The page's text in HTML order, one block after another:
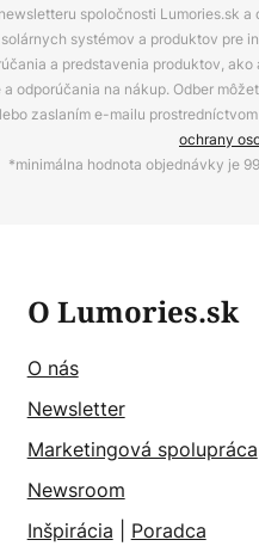
spoločnosti Lumories.sk
systémov a produktov pre
a predstavenia produktov,
odporúčania na nákup. Odber
zaslaním e-mailu prostredníctvom
ochrany
*minimálna hodnota objednávky je
O Lumories.sk
O nás
Newsletter
Marketingová spolupráca
Newsroom
Inšpirácia
Poradca